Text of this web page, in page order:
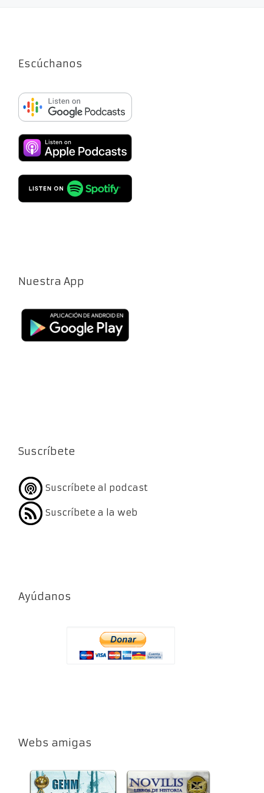
Escúchanos
Nuestra App
Suscríbete
Suscríbete al podcast
Suscríbete a la web
Ayúdanos
Webs amigas